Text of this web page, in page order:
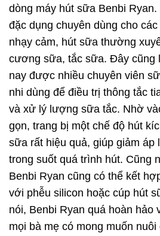
dòng máy hút sữa Benbi
đặc dụng chuyên dùng cho
nhạy cảm, hút sữa thường
cương sữa, tắc sữa. Đây cũng
nay được nhiều chuyên viên
nhi dùng để điều trị thông tắc
và xử lý lượng sữa tắc. Nhờ
gọn, trang bị một chế độ hút
sữa rất hiệu quả, giúp giảm áp
trong suốt quá trình hút. Cũng
Benbi Ryan cũng có thể kết
với phễu silicon hoặc cúp hút
nói, Benbi Ryan quá hoàn hảo
mọi bà mẹ có mong muốn